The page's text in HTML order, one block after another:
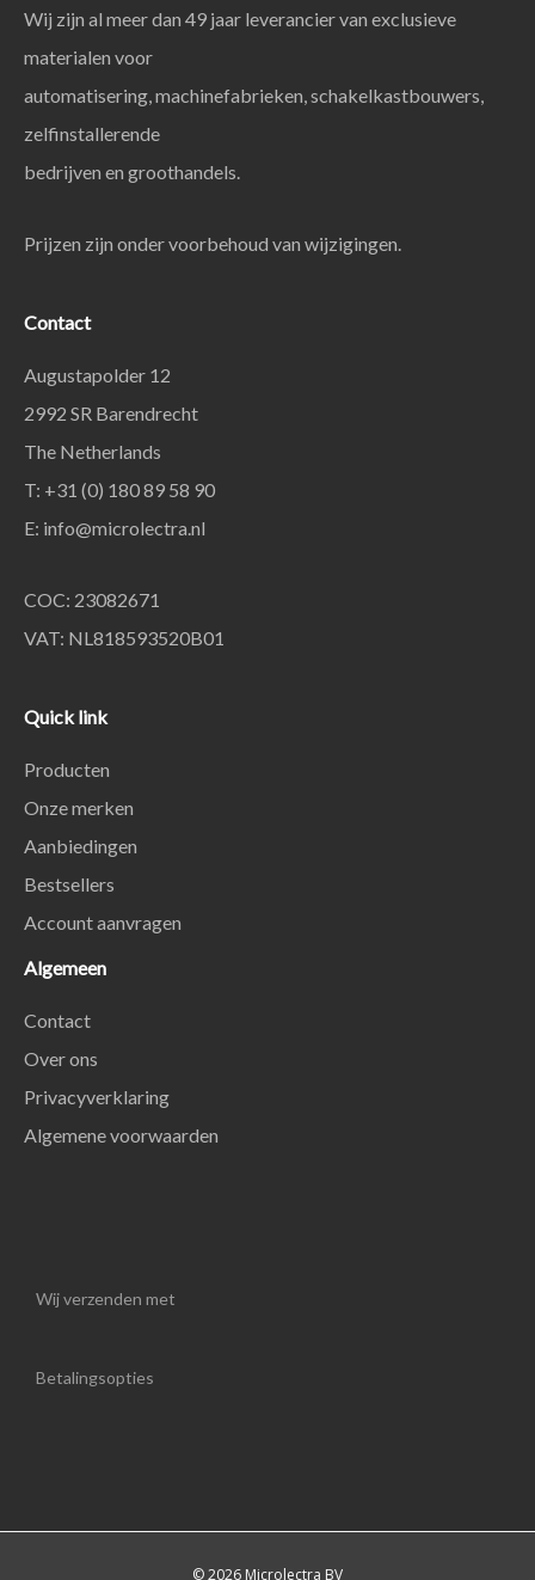
Wij zijn al meer dan 49 jaar leverancier van exclusieve
materialen voor
automatisering, machinefabrieken, schakelkastbouwers,
zelfinstallerende
bedrijven en groothandels.
Prijzen zijn onder voorbehoud van wijzigingen.
Contact
Augustapolder 12
2992 SR Barendrecht
The Netherlands
T: +31 (0) 180 89 58 90
E: info@microlectra.nl
COC: 23082671
VAT: NL818593520B01
Quick link
Producten
Onze merken
Aanbiedingen
Bestsellers
Account aanvragen
Algemeen
Contact
Over ons
Privacyverklaring
Algemene voorwaarden
Wij verzenden met
Betalingsopties
© 2026 Microlectra BV